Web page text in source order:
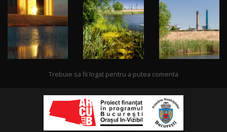
Trebuie sa fii logat pentru a putea comenta